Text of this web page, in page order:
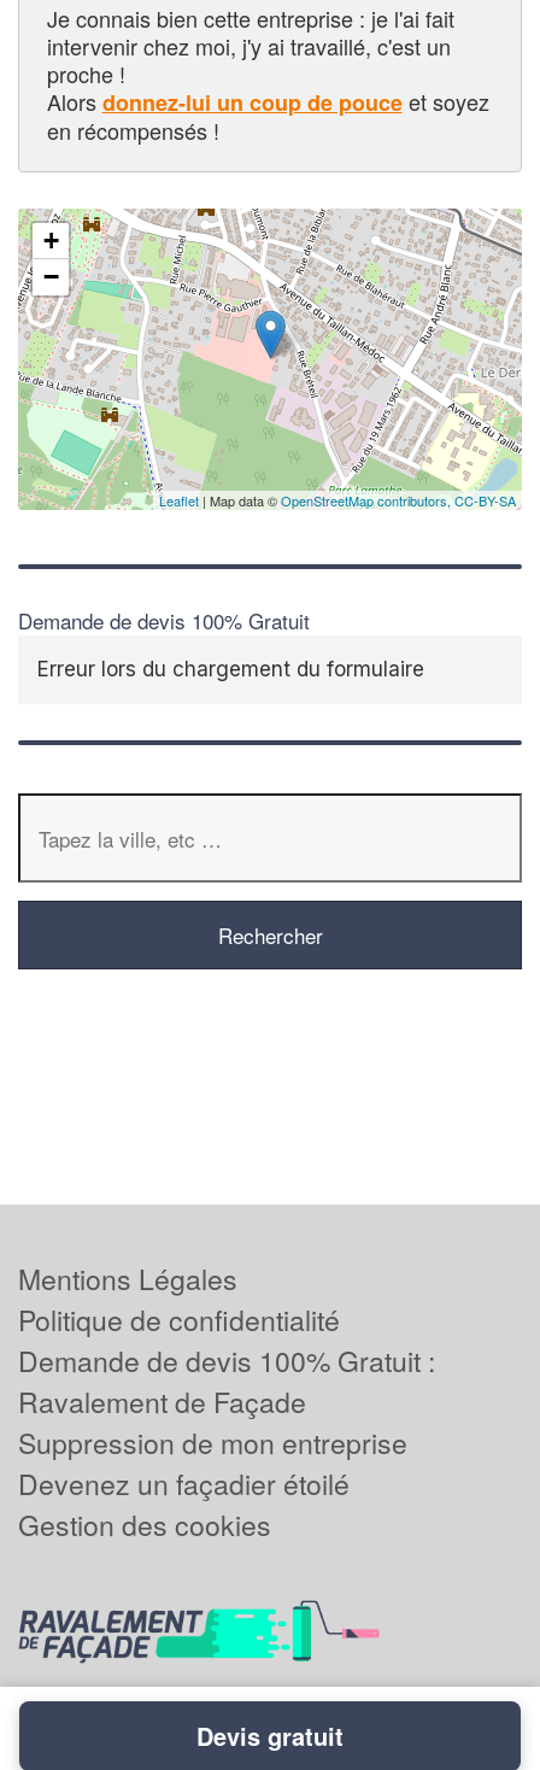
Je connais bien cette entreprise : je l'ai fait
intervenir chez moi, j'y ai travaillé, c'est un
proche !
Alorsdonnez-lui un coup de pouceet soyez
en récompensés !
+
−
Leaflet | Map data ©OpenStreetMap contributors, CC-BY-SA
Demande de devis 100% Gratuit
Erreur lors du chargement du formulaire
Mentions Légales
Politique de confidentialité
Demande de devis 100% Gratuit :
Ravalement de Façade
Suppression de mon entreprise
Devenez un façadier étoilé
Gestion des cookies
Powered byPlus que pro
Devis gratuit